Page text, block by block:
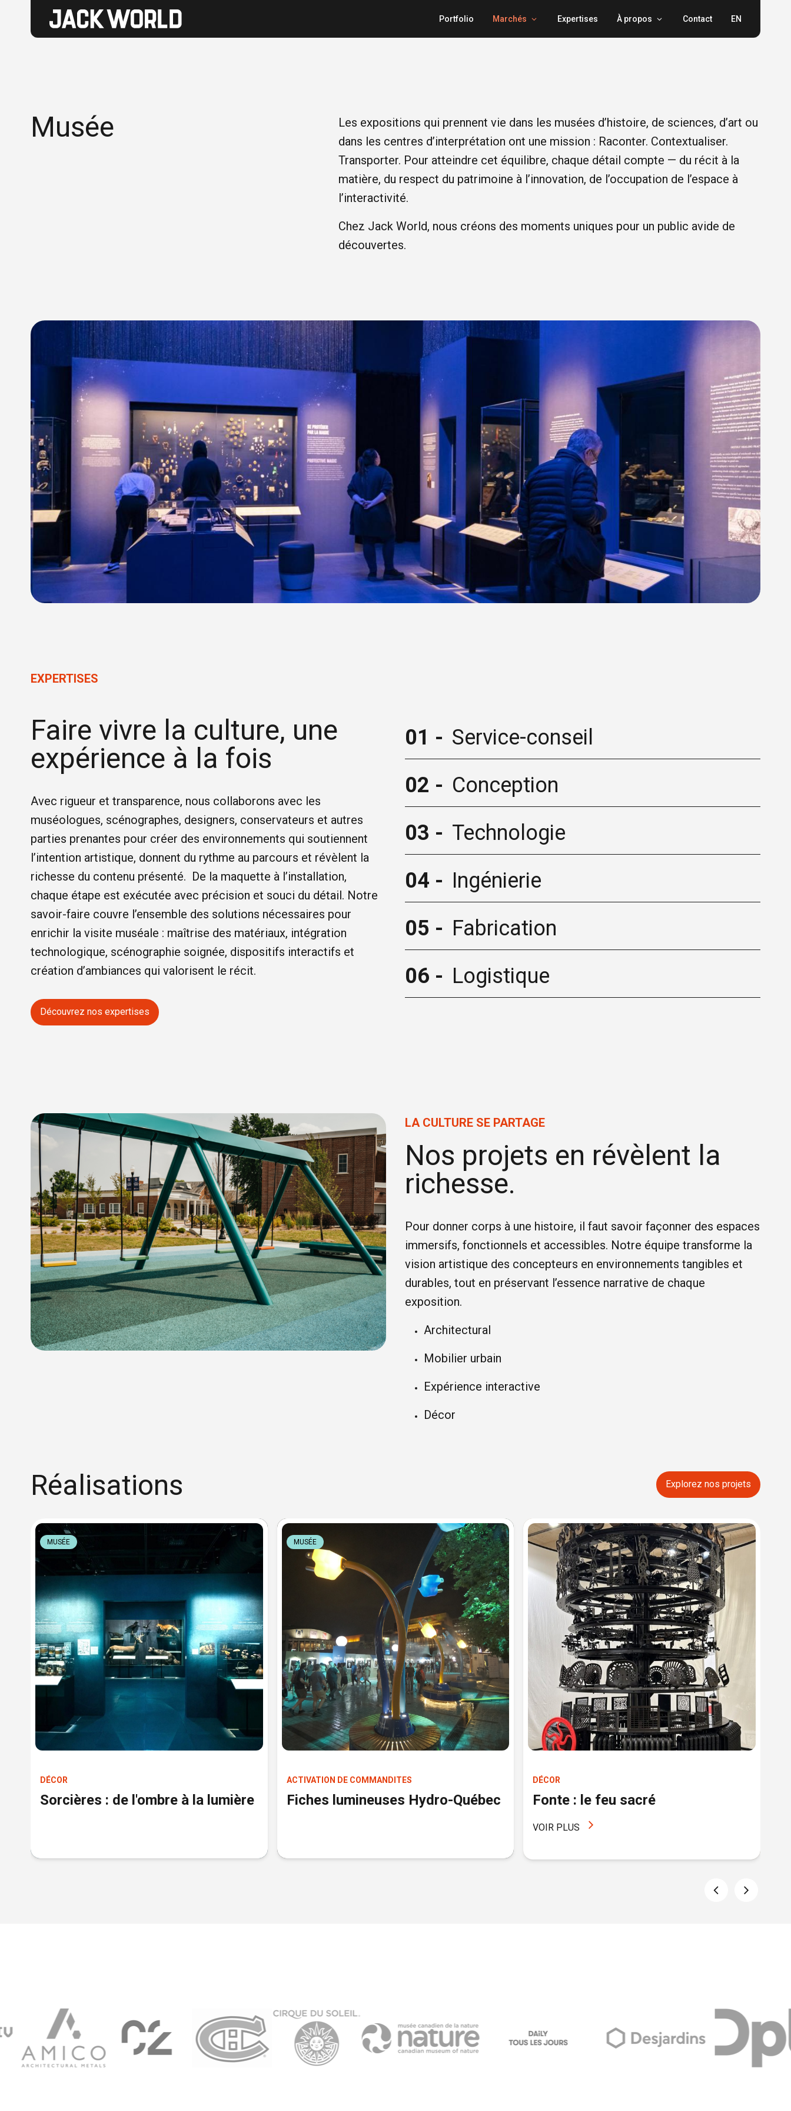
Portfolio Marchés Expertises À propos Contact EN
Musée
Les expositions qui prennent vie dans les musées d’histoire, de sciences, d’art ou
dans les centres d’interprétation ont une mission : Raconter. Contextualiser.
Transporter. Pour atteindre cet équilibre, chaque détail compte — du récit à la
matière, du respect du patrimoine à l’innovation, de l’occupation de l’espace à
l’interactivité.
Chez Jack World, nous créons des moments uniques pour un public avide de
découvertes.
EXPERTISES
Faire vivre la culture, une
expérience à la fois
Avec rigueur et transparence, nous collaborons avec les
muséologues, scénographes, designers, conservateurs et autres
parties prenantes pour créer des environnements qui soutiennent
l’intention artistique, donnent du rythme au parcours et révèlent la
richesse du contenu présenté. De la maquette à l’installation,
chaque étape est exécutée avec précision et souci du détail. Notre
savoir-faire couvre l’ensemble des solutions nécessaires pour
enrichir la visite muséale : maîtrise des matériaux, intégration
technologique, scénographie soignée, dispositifs interactifs et
création d’ambiances qui valorisent le récit.
Découvrez nos expertises
01 - Service-conseil
02 - Conception
03 - Technologie
04 - Ingénierie
05 - Fabrication
06 - Logistique
LA CULTURE SE PARTAGE
Nos projets en révèlent la
richesse.
Pour donner corps à une histoire, il faut savoir façonner des espaces
immersifs, fonctionnels et accessibles. Notre équipe transforme la
vision artistique des concepteurs en environnements tangibles et
durables, tout en préservant l’essence narrative de chaque
exposition.
Architectural
Mobilier urbain
Expérience interactive
Décor
Réalisations Explorez nos projets
MUSÉE
DÉCOR
Sorcières : de l'ombre à la lumière
MUSÉE
ACTIVATION DE COMMANDITES
Fiches lumineuses Hydro-Québec
DÉCOR
Fonte : le feu sacré
VOIR PLUS